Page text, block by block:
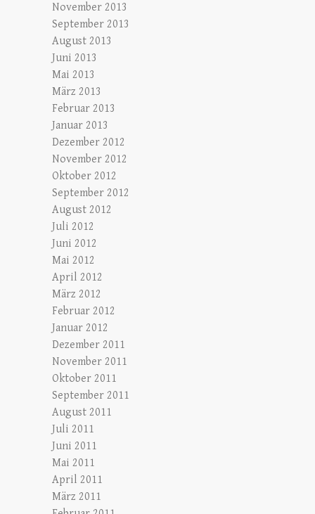
November 2013
September 2013
August 2013
Juni 2013
Mai 2013
März 2013
Februar 2013
Januar 2013
Dezember 2012
November 2012
Oktober 2012
September 2012
August 2012
Juli 2012
Juni 2012
Mai 2012
April 2012
März 2012
Februar 2012
Januar 2012
Dezember 2011
November 2011
Oktober 2011
September 2011
August 2011
Juli 2011
Juni 2011
Mai 2011
April 2011
März 2011